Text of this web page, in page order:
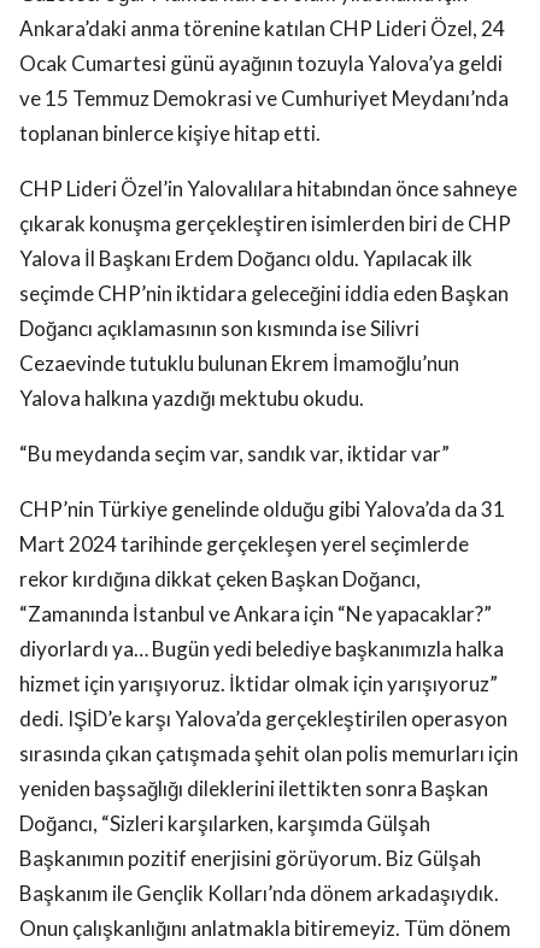
Ankara’daki anma törenine katılan CHP Lideri Özel, 24
Ocak Cumartesi günü ayağının tozuyla Yalova’ya geldi
ve 15 Temmuz Demokrasi ve Cumhuriyet Meydanı’nda
toplanan binlerce kişiye hitap etti.
CHP Lideri Özel’in Yalovalılara hitabından önce sahneye
çıkarak konuşma gerçekleştiren isimlerden biri de CHP
Yalova İl Başkanı Erdem Doğancı oldu. Yapılacak ilk
seçimde CHP’nin iktidara geleceğini iddia eden Başkan
Doğancı açıklamasının son kısmında ise Silivri
Cezaevinde tutuklu bulunan Ekrem İmamoğlu’nun
Yalova halkına yazdığı mektubu okudu.
“Bu meydanda seçim var, sandık var, iktidar var”
CHP’nin Türkiye genelinde olduğu gibi Yalova’da da 31
Mart 2024 tarihinde gerçekleşen yerel seçimlerde
rekor kırdığına dikkat çeken Başkan Doğancı,
“Zamanında İstanbul ve Ankara için “Ne yapacaklar?”
diyorlardı ya… Bugün yedi belediye başkanımızla halka
hizmet için yarışıyoruz. İktidar olmak için yarışıyoruz”
dedi. IŞİD’e karşı Yalova’da gerçekleştirilen operasyon
sırasında çıkan çatışmada şehit olan polis memurları için
yeniden başsağlığı dileklerini ilettikten sonra Başkan
Doğancı, “Sizleri karşılarken, karşımda Gülşah
Başkanımın pozitif enerjisini görüyorum. Biz Gülşah
Başkanım ile Gençlik Kolları’nda dönem arkadaşıydık.
Onun çalışkanlığını anlatmakla bitiremeyiz. Tüm dönem